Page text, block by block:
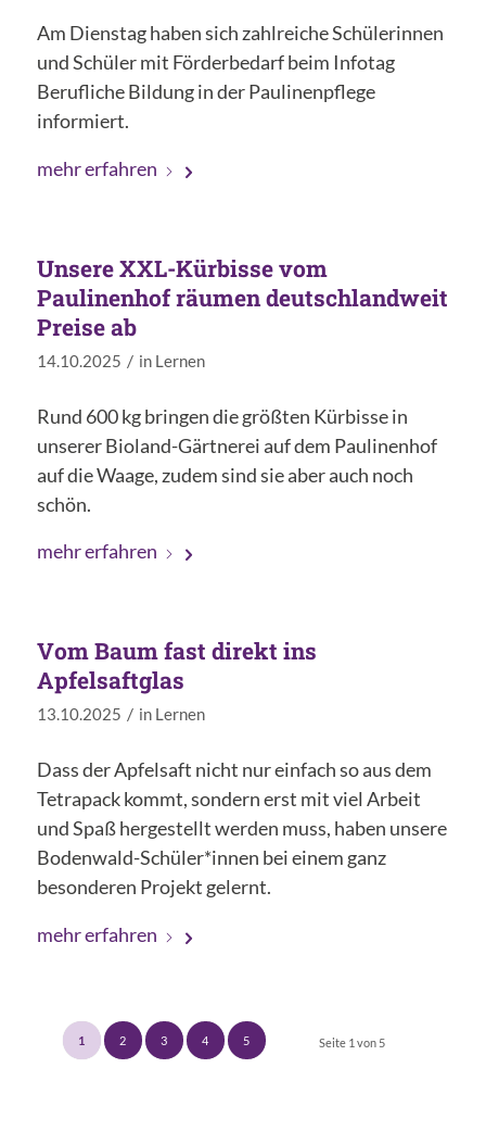
Am Dienstag haben sich zahlreiche Schülerinnen
und Schüler mit Förderbedarf beim Infotag
Berufliche Bildung in der Paulinenpflege
informiert.
mehr erfahren
Unsere XXL-Kürbisse vom
Paulinenhof räumen deutschlandweit
Preise ab
14.10.2025 / in Lernen
Rund 600 kg bringen die größten Kürbisse in
unserer Bioland-Gärtnerei auf dem Paulinenhof
auf die Waage, zudem sind sie aber auch noch
schön.
mehr erfahren
Vom Baum fast direkt ins
Apfelsaftglas
13.10.2025 / in Lernen
Dass der Apfelsaft nicht nur einfach so aus dem
Tetrapack kommt, sondern erst mit viel Arbeit
und Spaß hergestellt werden muss, haben unsere
Bodenwald-Schüler*innen bei einem ganz
besonderen Projekt gelernt.
mehr erfahren
Seite 1 von 5
1 2 3 4 5